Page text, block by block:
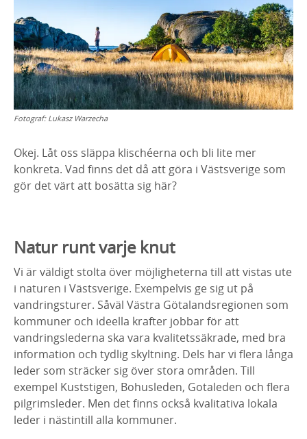
Fotograf: Lukasz Warzecha
Okej. Låt oss släppa klischéerna och bli lite mer
konkreta. Vad finns det då att göra i Västsverige som
gör det värt att bosätta sig här?
Natur runt varje knut
Vi är väldigt stolta över möjligheterna till att vistas ute
i naturen i Västsverige. Exempelvis ge sig ut på
vandringsturer. Såväl Västra Götalandsregionen som
kommuner och ideella krafter jobbar för att
vandringslederna ska vara kvalitetssäkrade, med bra
information och tydlig skyltning. Dels har vi flera långa
leder som sträcker sig över stora områden. Till
exempel Kuststigen, Bohusleden, Gotaleden och flera
pilgrimsleder. Men det finns också kvalitativa lokala
leder i nästintill alla kommuner.